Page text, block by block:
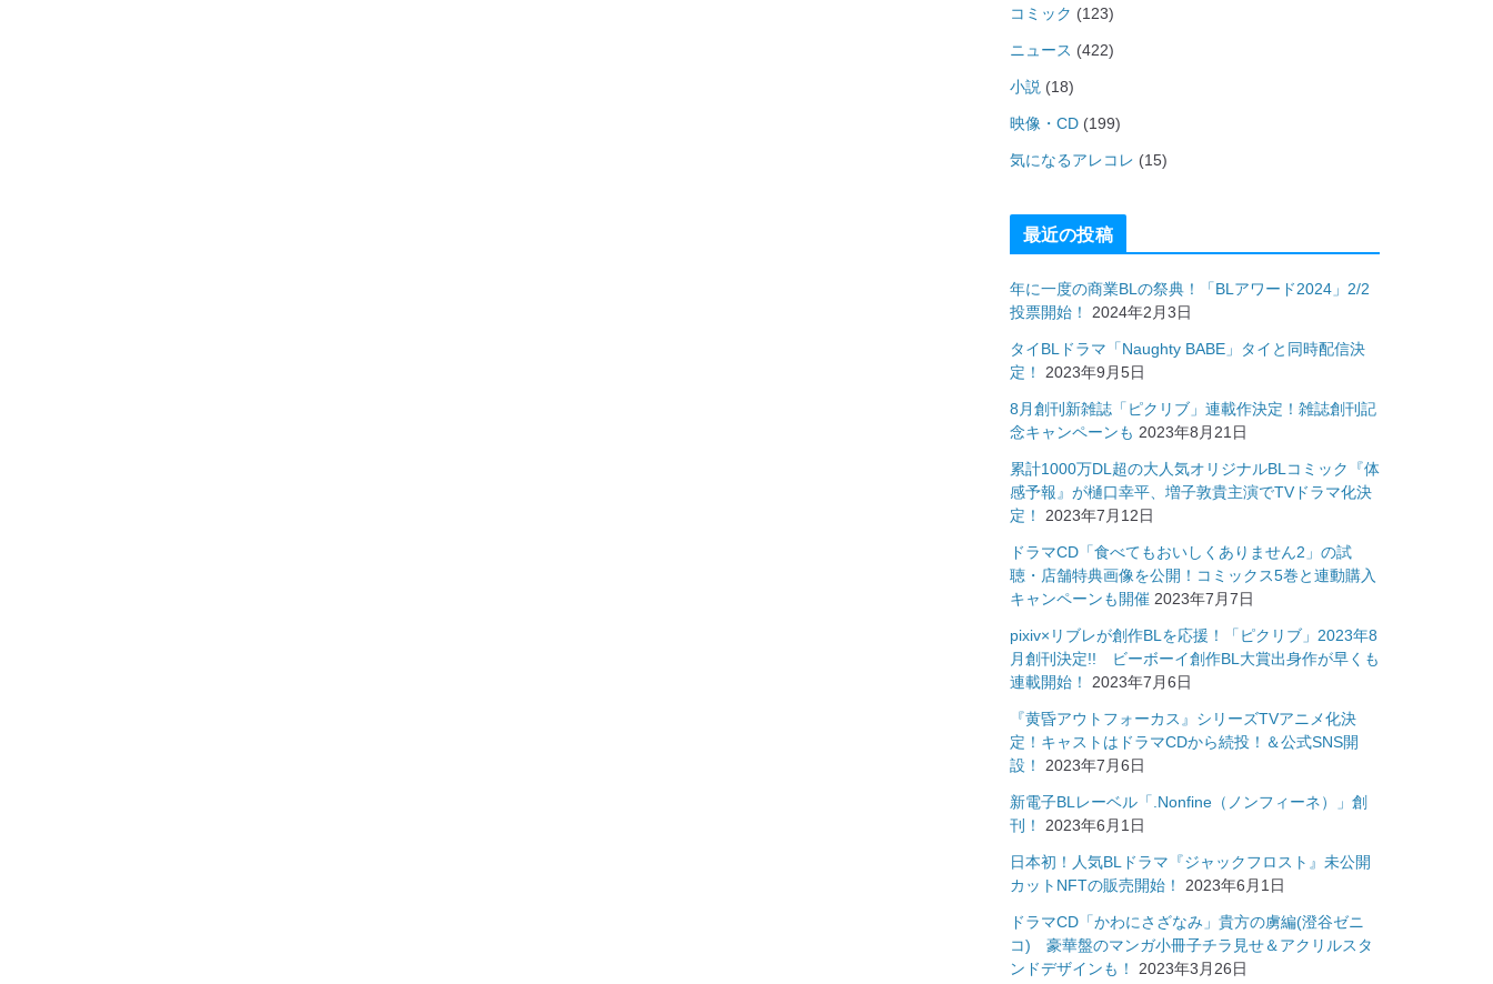
コミック (123)
ニュース (422)
小説 (18)
映像・CD (199)
気になるアレコレ (15)
最近の投稿
年に一度の商業BLの祭典！「BLアワード2024」2/2
投票開始！
2024年2月3日
タイBLドラマ「Naughty BABE」タイと同時配信決
定！
2023年9月5日
8月創刊新雑誌「ピクリブ」連載作決定！雑誌創刊記
念キャンペーンも 2023年8月21日
累計1000万DL超の大人気オリジナルBLコミック『体
感予報』が樋口幸平、増子敦貴主演でTVドラマ化決
定！
2023年7月12日
ドラマCD「食べてもおいしくありません2」の試
聴・店舗特典画像を公開！コミックス5巻と連動購入
キャンペーンも開催 2023年7月7日
pixiv×リブレが創作BLを応援！「ピクリブ」2023年8
月創刊決定!! ビーボーイ創作BL大賞出身作が早くも
連載開始！
2023年7月6日
『黄昏アウトフォーカス』シリーズTVアニメ化決
定！キャストはドラマCDから続投！＆公式SNS開
設！
2023年7月6日
新電子BLレーベル「.Nonfine（ノンフィーネ）」創
刊！
2023年6月1日
日本初！人気BLドラマ『ジャックフロスト』未公開
カットNFTの販売開始！
2023年6月1日
ドラマCD「かわにさざなみ」貴方の虜編(澄谷ゼニ
コ) 豪華盤のマンガ小冊子チラ見せ＆アクリルスタ
ンドデザインも！
2023年3月26日